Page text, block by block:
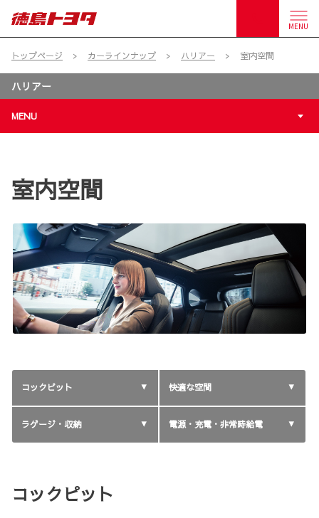
MENU
トップページ カーラインナップ ハリアー 室内空間
ハリアー
MENU
室内空間
コックピット 快適な空間
ラゲージ・収納 電源・充電・非常時給電
コックピット